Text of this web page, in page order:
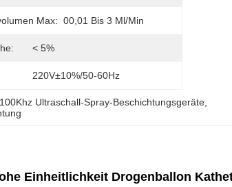
Max: 00,01 Bis 3 Ml/min
< 5%
220V±10%/50-60Hz
100Khz Ultraschall-Spray-Beschichtungsgeräte
Einheitlichkeit Drogenballon